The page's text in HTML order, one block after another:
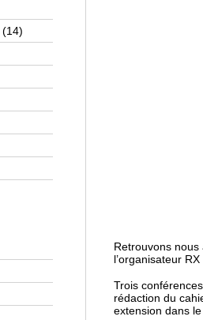
(14)
Retrouvons nous
l’organisateur
Trois
rédaction du
extension dans